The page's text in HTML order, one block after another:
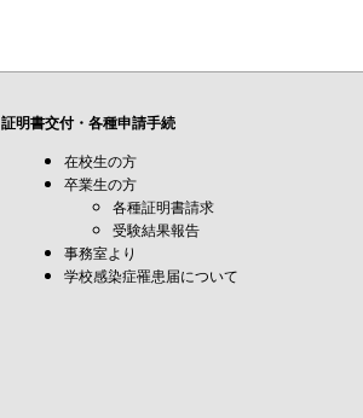
証明書交付・各種申請手続
在校生の方
卒業生の方
各種証明書請求
受験結果報告
事務室より
学校感染症罹患届について